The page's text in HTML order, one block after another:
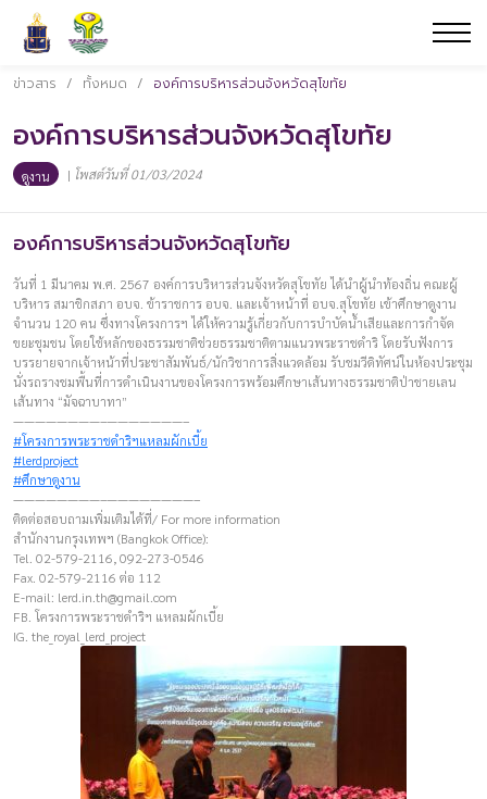
ข่าวสาร / ทั้งหมด / องค์การบริหารส่วนจังหวัดสุโขทัย
องค์การบริหารส่วนจังหวัดสุโขทัย
ดูงาน | โพสต์วันที่ 01/03/2024
องค์การบริหารส่วนจังหวัดสุโขทัย
วันที่ 1 มีนาคม พ.ศ. 2567 องค์การบริหารส่วนจังหวัดสุโขทัย ได้นำผู้นำท้องถิ่น คณะผู้
บริหาร สมาชิกสภา อบจ. ข้าราชการ อบจ. และเจ้าหน้าที่ อบจ.สุโขทัย เข้าศึกษาดูงาน
จำนวน 120 คน ซึ่งทางโครงการฯ ได้ให้ความรู้เกี่ยวกับการบำบัดน้ำเสียและการกำจัด
ขยะชุมชน โดยใช้หลักของธรรมชาติช่วยธรรมชาติตามแนวพระราชดำริ โดยรับฟังการ
บรรยายจากเจ้าหน้าที่ประชาสัมพันธ์/นักวิชาการสิ่งแวดล้อม รับชมวีดิทัศน์ในห้องประชุม
นั่งรถรางชมพื้นที่การดำเนินงานของโครงการพร้อมศึกษาเส้นทางธรรมชาติป่าชายเลน
เส้นทาง “มัจฉาบาทา”
————————–———————–
#โครงการพระราชดำริฯแหลมผักเบี้ย
#lerdproject
#ศึกษาดูงาน
————————–————————–
ติดต่อสอบถามเพิ่มเติมได้ที่/ For more information
สำนักงานกรุงเทพฯ (Bangkok Office):
Tel. 02-579-2116, 092-273-0546
Fax. 02-579-2116 ต่อ 112
E-mail: lerd.in.th@gmail.com
FB. โครงการพระราชดำริฯ แหลมผักเบี้ย
IG. the_royal_lerd_project